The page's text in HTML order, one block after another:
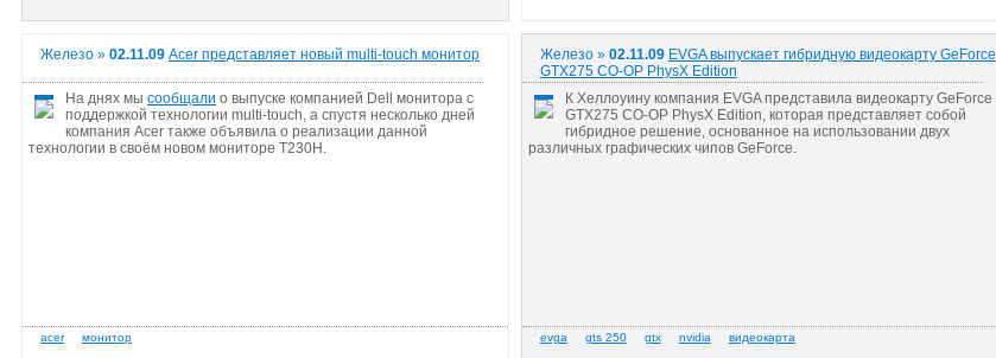
Железо » 02.11.09 Acer представляет новый multi-touch монитор
На днях мы сообщали о выпуске компанией Dell монитора с
поддержкой технологии multi-touch, а спустя несколько дней
компания Acer также объявила о реализации данной
технологии в своём новом мониторе T230H.
Железо »02.11.09 EVGA выпускает гибридную видеокарту GeForce
GTX275 CO-OP PhysX Edition
К Хеллоуину компания EVGA представила видеокарту GeForce
GTX275 CO-OP PhysX Edition, которая представляет собой
гибридное решение, основанное на использовании двух
различных графических чипов GeForce.